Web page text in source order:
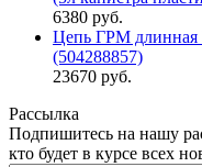
6380 руб.
Цепь ГРМ длинная
(504288857)
23670 руб.
Рассылка
Подпишитесь на нашу
кто будет в курсе всех